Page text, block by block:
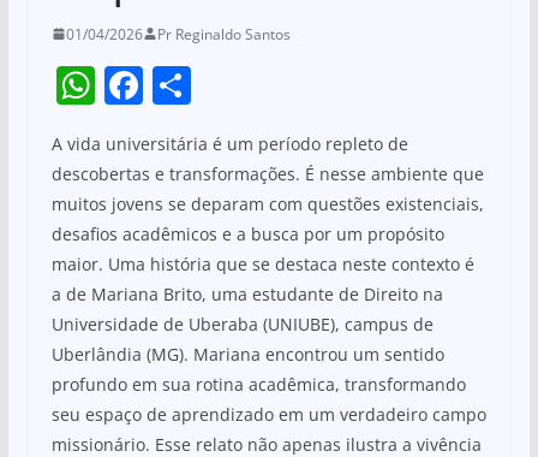
01/04/2026 Pr Reginaldo Santos
W
at
s
A
p
p
F
c
e
b
o
o
k
S
h
ar
e
A vida universitária é um período repleto de
descobertas e transformações. É nesse ambiente que
muitos jovens se deparam com questões existenciais,
desafios acadêmicos e a busca por um propósito
maior. Uma história que se destaca neste contexto é
a de Mariana Brito, uma estudante de Direito na
Universidade de Uberaba (UNIUBE), campus de
Uberlândia (MG). Mariana encontrou um sentido
profundo em sua rotina acadêmica, transformando
seu espaço de aprendizado em um verdadeiro campo
missionário. Esse relato não apenas ilustra a vivência